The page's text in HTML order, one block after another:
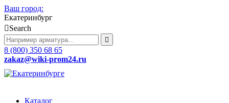
Ваш город:
Екатеринбург
Search
8 (800) 350 68 65
zakaz@wiki-prom24.ru
Каталог